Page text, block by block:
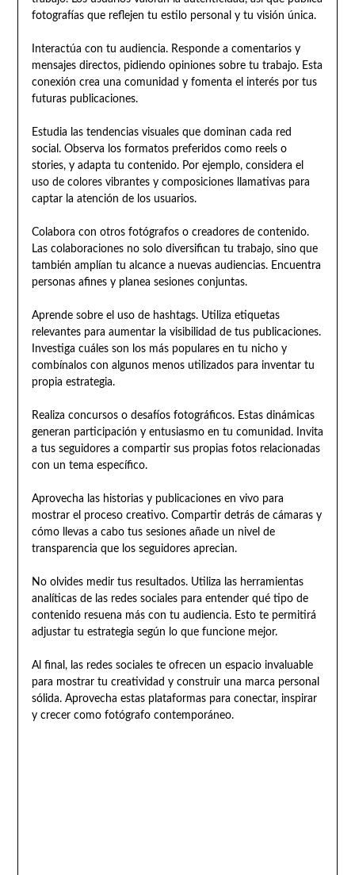
fotografías que reflejen tu estilo personal y tu visión única.
Interactúa con tu audiencia. Responde a comentarios y
mensajes directos, pidiendo opiniones sobre tu trabajo. Esta
conexión crea una comunidad y fomenta el interés por tus
futuras publicaciones.
Estudia las tendencias visuales que dominan cada red
social. Observa los formatos preferidos como reels o
stories, y adapta tu contenido. Por ejemplo, considera el
uso de colores vibrantes y composiciones llamativas para
captar la atención de los usuarios.
Colabora con otros fotógrafos o creadores de contenido.
Las colaboraciones no solo diversifican tu trabajo, sino que
también amplían tu alcance a nuevas audiencias. Encuentra
personas afines y planea sesiones conjuntas.
Aprende sobre el uso de hashtags. Utiliza etiquetas
relevantes para aumentar la visibilidad de tus publicaciones.
Investiga cuáles son los más populares en tu nicho y
combínalos con algunos menos utilizados para inventar tu
propia estrategia.
Realiza concursos o desafíos fotográficos. Estas dinámicas
generan participación y entusiasmo en tu comunidad. Invita
a tus seguidores a compartir sus propias fotos relacionadas
con un tema específico.
Aprovecha las historias y publicaciones en vivo para
mostrar el proceso creativo. Compartir detrás de cámaras y
cómo llevas a cabo tus sesiones añade un nivel de
transparencia que los seguidores aprecian.
No olvides medir tus resultados. Utiliza las herramientas
analíticas de las redes sociales para entender qué tipo de
contenido resuena más con tu audiencia. Esto te permitirá
adjustar tu estrategia según lo que funcione mejor.
Al final, las redes sociales te ofrecen un espacio invaluable
para mostrar tu creatividad y construir una marca personal
sólida. Aprovecha estas plataformas para conectar, inspirar
y crecer como fotógrafo contemporáneo.